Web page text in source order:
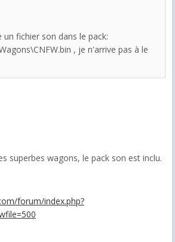
fichier son dans le pack:
, je n'arrive pas à le
superbes wagons, le pack son est inclu.
forum/index.php?